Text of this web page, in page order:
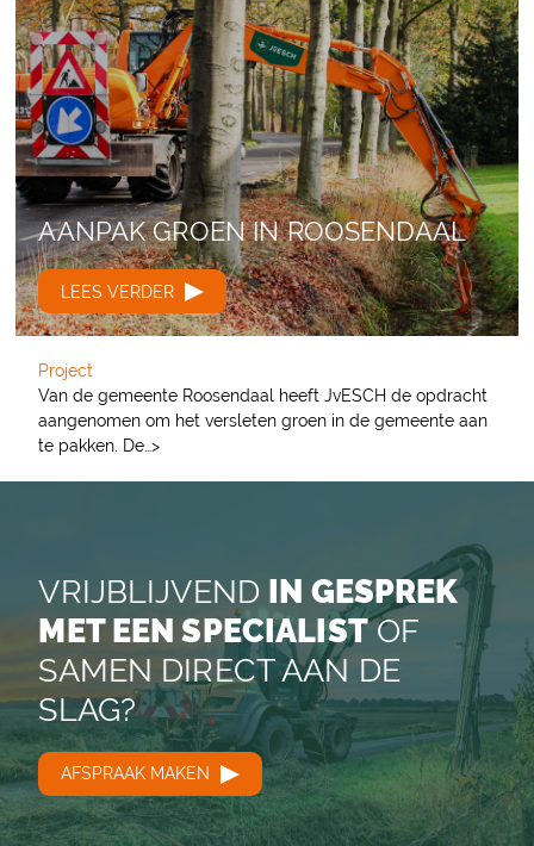
AANPAK GROEN INROOSENDAAL
LEES VERDER
Project
Van de gemeente Roosendaal heeft JvESCH de opdracht
aangenomen om het versleten groen in de gemeente aan
te pakken. De…>
VRIJBLIJVEND IN GESPREK
MET EEN SPECIALISTOF
SAMEN DIRECT AAN DE
SLAG?
AFSPRAAK MAKEN